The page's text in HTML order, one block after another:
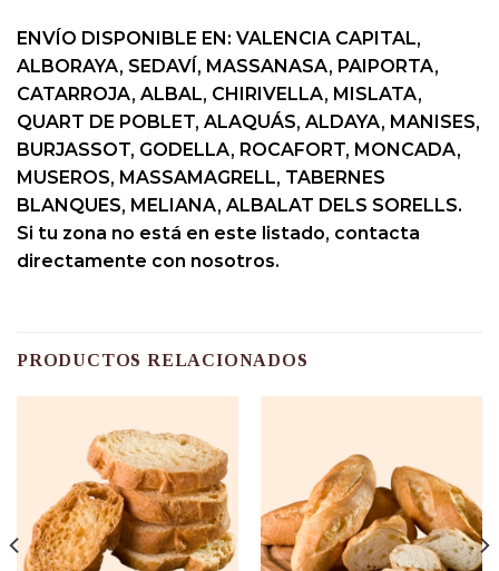
ENVÍO DISPONIBLE EN: VALENCIA CAPITAL,
ALBORAYA, SEDAVÍ, MASSANASA, PAIPORTA,
CATARROJA, ALBAL, CHIRIVELLA, MISLATA,
QUART DE POBLET, ALAQUÁS, ALDAYA, MANISES,
BURJASSOT, GODELLA, ROCAFORT, MONCADA,
MUSEROS, MASSAMAGRELL, TABERNES
BLANQUES, MELIANA, ALBALAT DELS SORELLS.
Si tu zona no está en este listado, contacta
directamente con nosotros.
PRODUCTOS RELACIONADOS